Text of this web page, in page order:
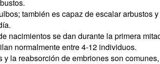
también es capaz de escalar arbustos
nacimientos se dan durante la primera
normalmente entre 4-12 individuos.
la reabsorción de embriones son